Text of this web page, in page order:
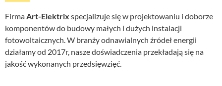
FirmaArt-Elektrix specjalizuje się w projektowaniu i doborze
komponentów do budowy małych i dużych instalacji
fotowoltaicznych. W branży odnawialnych źródeł energii
działamy od 2017r, nasze doświadczenia przekładają się na
jakość wykonanych przedsięwzięć.